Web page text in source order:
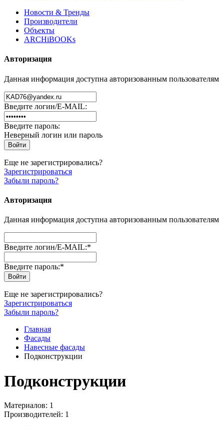
Новости & Тренды
Производители
Объекты
ARCHiBOOKs
Авторизация
Данная информация доступна авторизованным пользователям
Введите логин/E-MAIL:
Введите пароль:
Неверный логин или пароль
Еще не зарегистрировались?
Зарегистрироваться
Забыли пароль?
Авторизация
Данная информация доступна авторизованным пользователям
Введите логин/E-MAIL:*
Введите пароль:*
Еще не зарегистрировались?
Зарегистрироваться
Забыли пароль?
Главная
Фасады
Навесные фасады
Подконструкции
Подконструкции
Материалов: 1
Производителей: 1